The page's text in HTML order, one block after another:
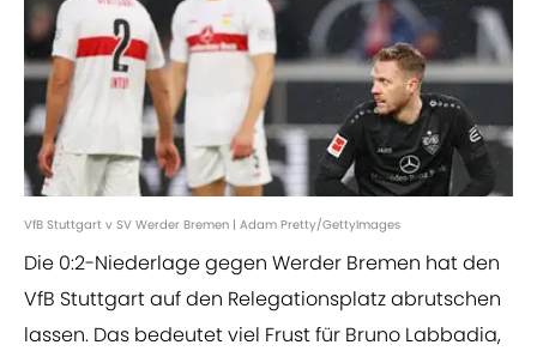
VfB Stuttgart v SV Werder Bremen | Adam Pretty/GettyImages
Die 0:2-Niederlage gegen Werder Bremen hat den
VfB Stuttgart auf den Relegationsplatz abrutschen
lassen. Das bedeutet viel Frust für Bruno Labbadia,